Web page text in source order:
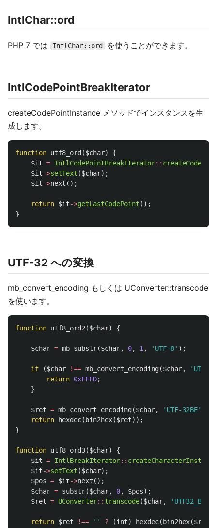
IntlChar::ord
PHP 7 では IntlChar::ord を使うことができます。
IntlCodePointBreakIterator
createCodePointInstance メソッドでインスタンスを生
成します。
function utf8_ord ($char)
{
$it = IntlCodePointBreakIterator::
$it->setText ($char);
$it->next ();
return $it->getLastCodePoint ();
}
UTF-32 への変換
mb_convert_encoding もしくは UConverter::transcode
を使います。
function utf8_ord2 ($char) {
$char = mb_substr($char, 0, 1 , 'UTF-8' );
if ($char !== mb_convert_encoding($char,
'UTF-8'
return 0xFFFD;
}
$ret = mb_convert_encoding($char, 'UTF-32BE'
return
hexdec( bin2hex($ret));
}
function utf8_ord3($char)
{
$it = IntlBreakIterator:: createCharacterInstance
$it->setText ($char);
$pos = $it->next ();
$char = substr($char, 0, $pos);
$ret = UConverter:: transcode($char,
return $ret !== '' ? (int) hexdec( bin2hex($ret